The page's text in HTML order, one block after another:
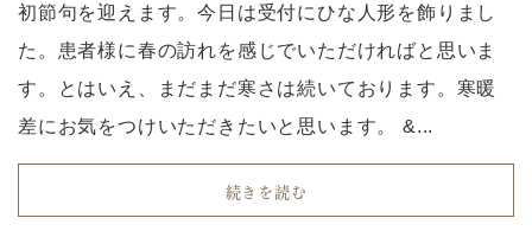
初節句を迎えます。今日は受付にひな人形を飾りまし
た。患者様に春の訪れを感じでいただければと思いま
す。とはいえ、まだまだ寒さは続いております。寒暖
差にお気をつけいただきたいと思います。 &...
続きを読む